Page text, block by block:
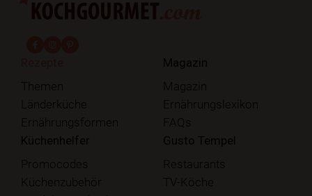
Themen
Länderküche
Ernährungsformen
Magazin
Magazin
Ernährungslexikon
FAQs
Küchenhelfer
Promocodes
Küchenzubehör
Gusto Tempel
Restaurants
TV-Köche